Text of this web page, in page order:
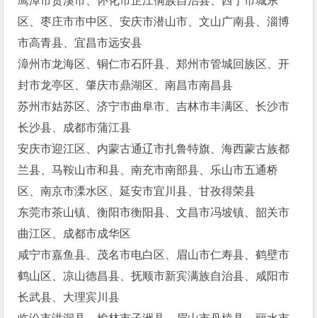
区、枣庄市市中区、安庆市潜山市、文山广南县、淄博
市高青县、宜昌市远安县
漳州市龙海区、铜仁市石阡县、郑州市管城回族区、开
封市龙亭区、肇庆市鼎湖区、南昌市南昌县
苏州市姑苏区、济宁市曲阜市、吉林市丰满区、长沙市
长沙县、成都市蒲江县
安庆市迎江区、内蒙古通辽市扎鲁特旗、海西蒙古族都
兰县、马鞍山市和县、南充市南部县、乐山市五通桥
区、南京市溧水区、延安市宜川县、甘孜得荣县
东莞市茶山镇、衡阳市衡阳县、文昌市冯坡镇、韶关市
曲江区、成都市成华区
咸宁市嘉鱼县、茂名市电白区、眉山市仁寿县、鹤壁市
鹤山区、凉山德昌县、抚顺市新宾满族自治县、咸阳市
长武县、大理宾川县